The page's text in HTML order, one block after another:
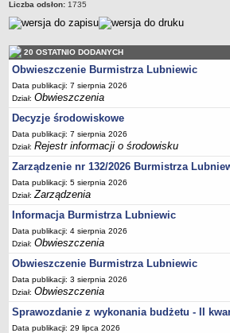
Oświadczenia majątkowe
RADA MIEJSKA
Dyżury Przewodniczącego Rady Miejskiej
Transmisja z obrad sesji
Zadania i uprawnienia
Skład Rady Miejskiej
Plan pracy Rady Miejskiej
Terminy posiedzeń Rady
Głosowania
Protokoły z posiedzeń Rady Miejskiej
Składy Komisji
Terminy posiedzeń Komisji
Plan pracy Komisji Rewizyjnej
Plan pracy pozostałych Komisji
Oświadczenia majątkowe
Liczba odsłon: 1735
20 OSTATNIO DODANYCH
Obwieszczenie Burmistrza Lubniewic
Data publikacji: 7 sierpnia 2026
Dział:Obwieszczenia
Decyzje środowiskowe
Data publikacji: 7 sierpnia 2026
Dział:Rejestr informacji o środowisku
Zarządzenie nr 132/2026 Burmistrza
Data publikacji: 5 sierpnia 2026
Dział:Zarządzenia
Informacja Burmistrza Lubniewic
Data publikacji: 4 sierpnia 2026
Dział:Obwieszczenia
Obwieszczenie Burmistrza Lubniewic
Data publikacji: 3 sierpnia 2026
Dział:Obwieszczenia
Sprawozdanie z wykonania budżetu - II
Data publikacji: 29 lipca 2026